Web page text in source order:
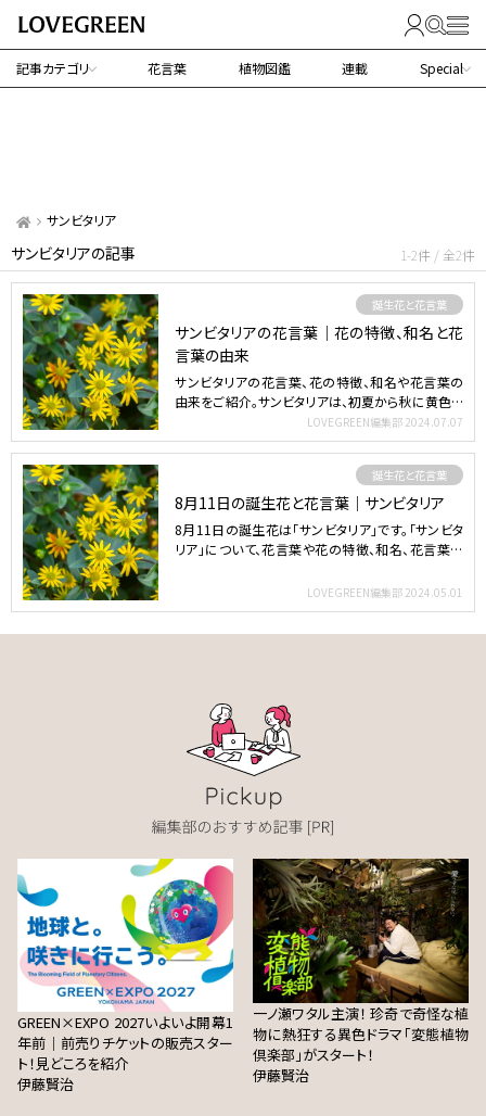
記事カテゴリ 花言葉 植物図鑑 連載 Special
サンビタリア
サンビタリアの記事 1-2件 / 全2件
誕生花と花言葉
サンビタリアの花言葉｜花の特徴、和名と花
言葉の由来
サンビタリアの花言葉、花の特徴、和名や花言葉の
由来をご紹介。サンビタリアは、初夏から秋に黄色い
LOVEGREEN編集部 2024.07.07
誕生花と花言葉
8月11日の誕生花と花言葉｜サンビタリア
8月11日の誕生花は「サンビタリア」です。「サンビタ
リア」について、花言葉や花の特徴、和名、花言葉の
LOVEGREEN編集部 2024.05.01
GREEN×EXPO 2027いよいよ開幕1
年前｜前売りチケットの販売スター
ト！見どころを紹介
伊藤賢治
一ノ瀬ワタル主演！ 珍奇で奇怪な植
物に熱狂する異色ドラマ「変態植物
倶楽部」がスタート！
伊藤賢治